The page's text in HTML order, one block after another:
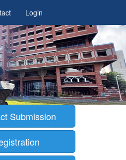
Login
Submission